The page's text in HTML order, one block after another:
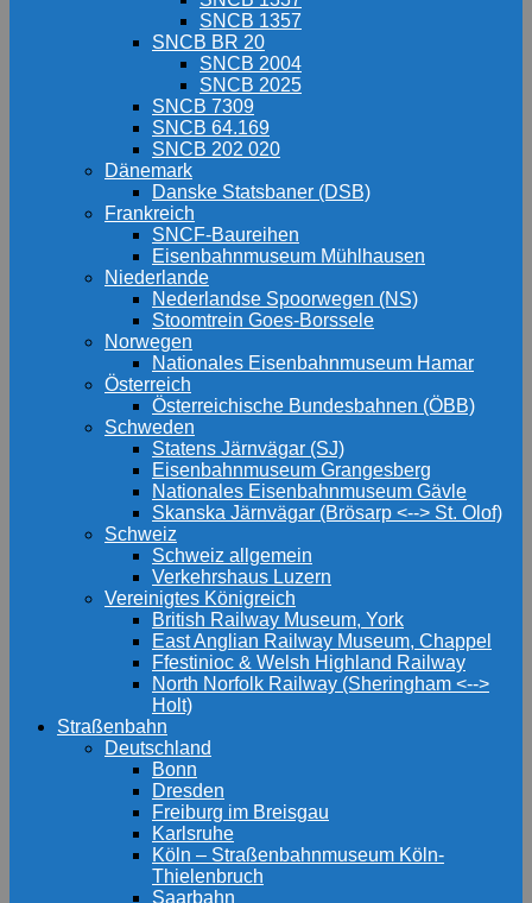
SNCB 1357
SNCB BR 20
SNCB 2004
SNCB 2025
SNCB 7309
SNCB 64.169
SNCB 202 020
Dänemark
Danske Statsbaner (DSB)
Frankreich
SNCF-Baureihen
Eisenbahnmuseum Mühlhausen
Niederlande
Nederlandse Spoorwegen (NS)
Stoomtrein Goes-Borssele
Norwegen
Nationales Eisenbahnmuseum Hamar
Österreich
Österreichische Bundesbahnen (ÖBB)
Schweden
Statens Järnvägar (SJ)
Eisenbahnmuseum Grangesberg
Nationales Eisenbahnmuseum Gävle
Skanska Järnvägar (Brösarp <--> St. Olof)
Schweiz
Schweiz allgemein
Verkehrshaus Luzern
Vereinigtes Königreich
British Railway Museum, York
East Anglian Railway Museum, Chappel
Ffestinioc & Welsh Highland Railway
North Norfolk Railway (Sheringham <-->
Holt)
Straßenbahn
Deutschland
Bonn
Dresden
Freiburg im Breisgau
Karlsruhe
Köln – Straßenbahnmuseum Köln-
Thielenbruch
Saarbahn